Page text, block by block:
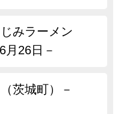
みラーメン
月26日－
茨城町）－